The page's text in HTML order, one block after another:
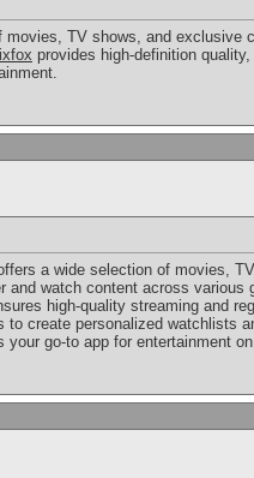
TV shows, and exclusive
provides high-definition
a wide selection of movies,
watch content across various
high-quality streaming and
to create personalized watchlists
go-to app for entertainment